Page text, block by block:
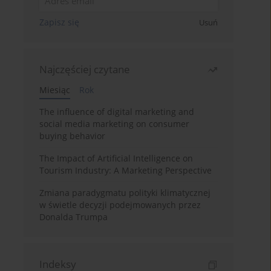
Zapisz się Usuń
Najczęściej czytane
Miesiąc
Rok
The influence of digital marketing and
social media marketing on consumer
buying behavior
The Impact of Artificial Intelligence on
Tourism Industry: A Marketing Perspective
Zmiana paradygmatu polityki klimatycznej
w świetle decyzji podejmowanych przez
Donalda Trumpa
Indeksy